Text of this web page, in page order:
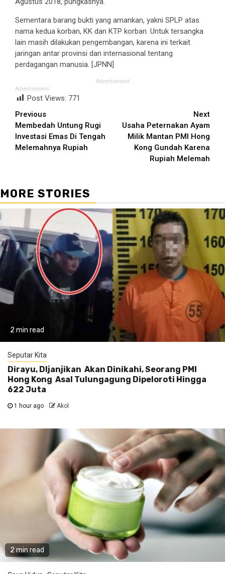
Sementara barang bukti yang amankan, yakni SPLP atas
nama kedua korban, KK dan KTP korban. Untuk tersangka
lain masih dilakukan pengembangan, karena ini terkait
jaringan antar provinsi dan internasional tentang
perdagangan manusia. [JPNN]
Advertisement
Advertisement
Post Views: 771
Continue
Reading
Previous
Membedah Untung Rugi
Investasi Emas Di Tengah
Melemahnya Rupiah
Next
Usaha Peternakan Ayam
Milik Mantan PMI Hong
Kong Gundah Karena
Rupiah Melemah
MORE STORIES
2 min read
Seputar Kita
Dirayu, DIjanjikan Akan Dinikahi, Seorang PMI
Hong Kong Asal Tulungagung Dipeloroti Hingga
622 Juta
1 hour ago Akol
2 min read